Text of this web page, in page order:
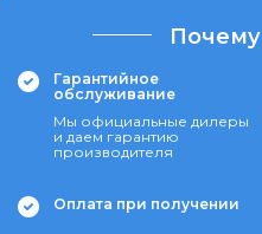
Почему
Гарантийное
обслуживание
Мы официальные дилеры
и даем гарантию
производителя
Оплата при получении